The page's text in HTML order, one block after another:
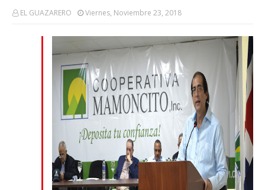
EL GUAZARERO Viernes, Noviembre 23, 2018